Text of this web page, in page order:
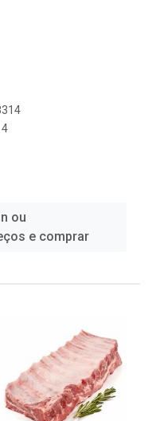
ou
e comprar